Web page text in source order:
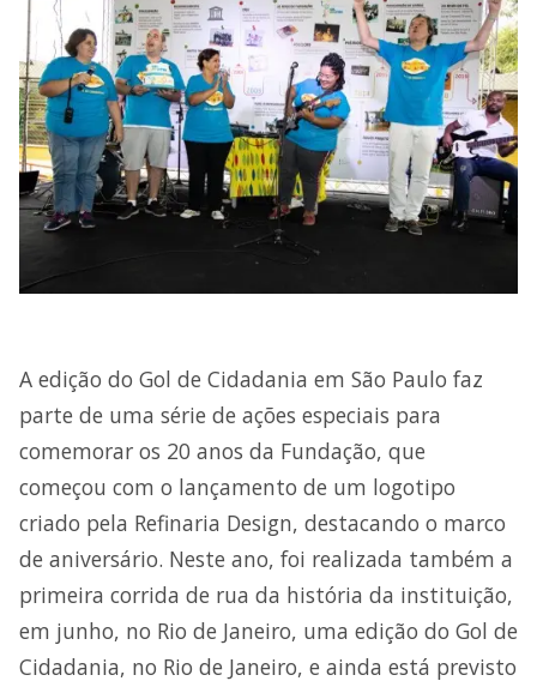
A edição do Gol de Cidadania em São Paulo faz
parte de uma série de ações especiais para
comemorar os 20 anos da Fundação, que
começou com o lançamento de um logotipo
criado pela Refinaria Design, destacando o marco
de aniversário. Neste ano, foi realizada também a
primeira corrida de rua da história da instituição,
em junho, no Rio de Janeiro, uma edição do Gol de
Cidadania, no Rio de Janeiro, e ainda está previsto